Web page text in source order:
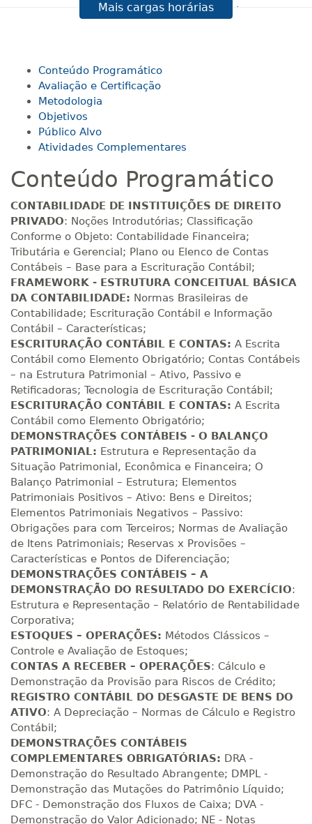
dias 60dias
R$ 594,81
140 H 18dias 60dias
160 H 20 dias
180 H 23dias 90dias
R$ 892,23
200 H 25dias 90dias
R$ 991,36
Matricular
220 H 28dias 90dias
R$ 1.090,51
Matricular
240 H 30dias 90dias
R$ 1.189,66
Matricular
260 H 33dias 90dias
R$ 1.288,78
Matricular
280 H 35dias 120dias
R$ 1.387,93
Matricular
300 H 38dias 120dias
R$ 1.487,06
Matricular
320 H 40dias 120dias
R$ 1.586,20
340 H 43
R$ 1.685,33
360 H 45dias 120
R$ 1.784,48
Matricular
380 H
R$ 1.883,61
400 H 50dias 150 dias
R$ 1.982,74
Matricular
Mais cargas horárias
Conteúdo Programático
Avaliação e Certificação
Metodologia
Objetivos
Público Alvo
Atividades Complementares
Conteúdo Programático
CONTABILIDADE DE INSTITUIÇÕES DE DIREITO
PRIVADO: Noções Introdutórias; Classificação
Conforme o Objeto: Contabilidade Financeira;
Tributária e Gerencial; Plano ou Elenco de Contas
Contábeis – Base para a Escrituração Contábil;
FRAMEWORK - ESTRUTURA CONCEITUAL BÁSICA
DA CONTABILIDADE: Normas Brasileiras de
Contabilidade; Escrituração Contábil e Informação
Contábil – Características;
ESCRITURAÇÃO CONTÁBIL E CONTAS: A Escrita
Contábil como Elemento Obrigatório; Contas Contábeis
– na Estrutura Patrimonial – Ativo, Passivo e
Retificadoras; Tecnologia de Escrituração Contábil;
ESCRITURAÇÃO CONTÁBIL E CONTAS: A Escrita
Contábil como Elemento Obrigatório;
DEMONSTRAÇÕES CONTÁBEIS - O BALANÇO
PATRIMONIAL: Estrutura e Representação da
Situação Patrimonial, Econômica e Financeira; O
Balanço Patrimonial – Estrutura; Elementos
Patrimoniais Positivos – Ativo: Bens e Direitos;
Elementos Patrimoniais Negativos – Passivo:
Obrigações para com Terceiros; Normas de Avaliação
de Itens Patrimoniais; Reservas x Provisões –
Características e Pontos de Diferenciação;
DEMONSTRAÇÕES CONTÁBEIS – A
DEMONSTRAÇÃO DO RESULTADO DO EXERCÍCIO:
Estrutura e Representação – Relatório de Rentabilidade
Corporativa;
ESTOQUES – OPERAÇÕES: Métodos Clássicos –
Controle e Avaliação de Estoques;
CONTAS A RECEBER – OPERAÇÕES: Cálculo e
Demonstração da Provisão para Riscos de Crédito;
REGISTRO CONTÁBIL DO DESGASTE DE BENS DO
ATIVO: A Depreciação – Normas de Cálculo e Registro
Contábil;
DEMONSTRAÇÕES CONTÁBEIS
COMPLEMENTARES OBRIGATÓRIAS: DRA -
Demonstração do Resultado Abrangente; DMPL -
Demonstração das Mutações do Patrimônio Líquido;
DFC - Demonstração dos Fluxos de Caixa; DVA -
Demonstração do Valor Adicionado; NE - Notas